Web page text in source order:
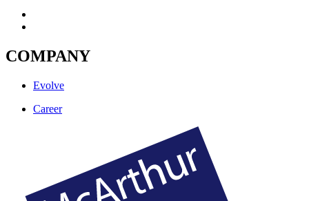
COMPANY
Evolve
Career